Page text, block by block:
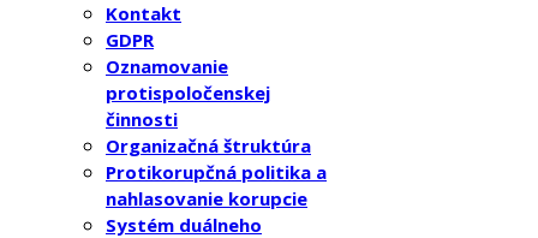
Kontakt
GDPR
Oznamovanie
protispoločenskej
činnosti
Organizačná štruktúra
Protikorupčná politika a
nahlasovanie korupcie
Systém duálneho